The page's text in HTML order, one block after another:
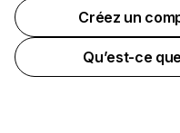
Créez un
Qu’est-ce